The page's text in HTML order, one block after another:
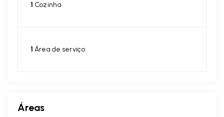
1 Cozinha
1 Área de serviço
Áreas